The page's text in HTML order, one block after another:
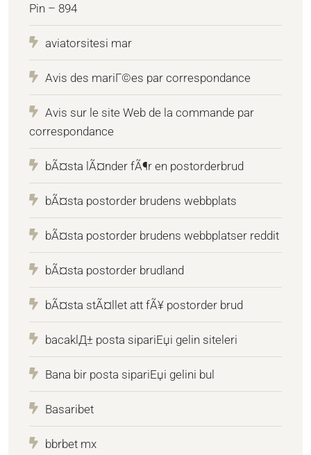
Pin – 894
aviatorsitesi mar
Avis des mariГ©es par correspondance
Avis sur le site Web de la commande par
correspondance
bÃ¤sta lÃ¤nder fÃ¶r en postorderbrud
bÃ¤sta postorder brudens webbplats
bÃ¤sta postorder brudens webbplatser reddit
bÃ¤sta postorder brudland
bÃ¤sta stÃ¤llet att fÃ¥ postorder brud
bacaklД± posta sipariЕџi gelin siteleri
Bana bir posta sipariЕџi gelini bul
Basaribet
bbrbet mx